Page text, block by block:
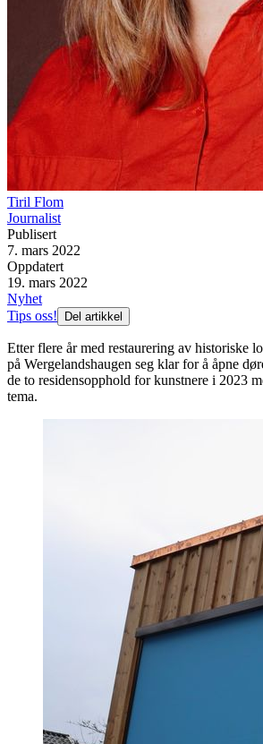
Tiril Flom
Journalist
Publisert
7. mars 2022
Oppdatert
19. mars 2022
Nyhet
Tips oss!
Del artikkel
Etter flere år med restaurering av historiske
på Wergelandshaugen seg klar for å åpne
de to residensopphold for kunstnere i 2023
tema.